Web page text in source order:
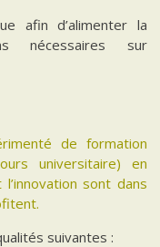
afin d’alimenter la
nécessaires sur
de formation
universitaire) en
sont dans
suivantes :